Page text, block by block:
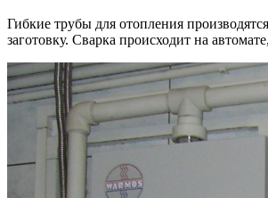
Гибкие трубы для отопления
заготовку. Сварка происходит на